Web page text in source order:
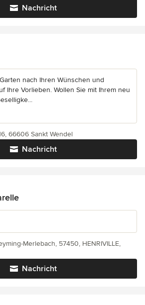
Nachricht
nach Ihren Wünschen und
Ihre Vorlieben. Wollen Sie mit Ihrem neu
Nachricht
66606 Sankt Wendel
Nachricht
Merlebach, 57450, HENRIVILLE,